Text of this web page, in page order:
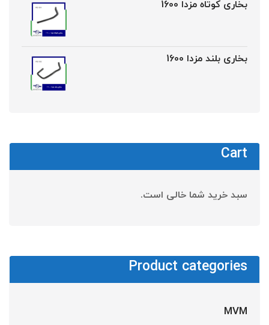
بخاری کوتاه مزدا 1600
بخاری بلند مزدا 1600
Cart
سبد خرید شما خالی است.
Product categories
MVM